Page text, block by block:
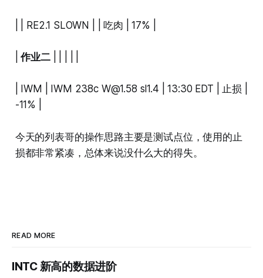
| | RE2.1 SLOWN | | 吃肉 | 17% |
|作业二| | | | |
| IWM | IWM 238c W@1.58 sl1.4 | 13:30 EDT | 止损 |
-11% |
今天的列表哥的操作思路主要是测试点位，使用的止
损都非常紧凑，总体来说没什么大的得失。
READ MORE
INTC 新高的数据进阶